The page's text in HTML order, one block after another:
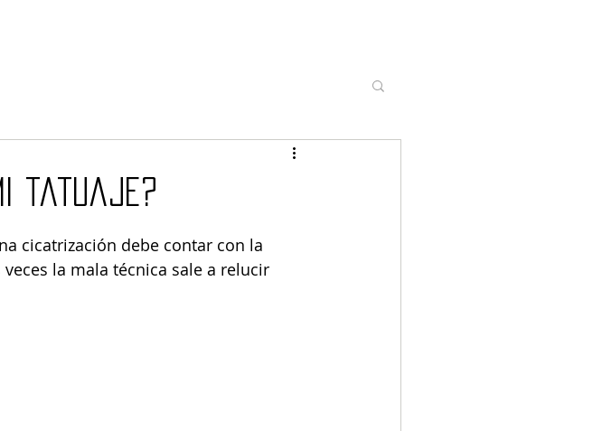
tatuaje?
cicatrización debe contar con la
la mala técnica sale a relucir